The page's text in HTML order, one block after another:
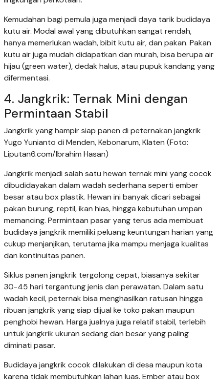
Kemudahan bagi pemula juga menjadi daya tarik budidaya
kutu air. Modal awal yang dibutuhkan sangat rendah,
hanya memerlukan wadah, bibit kutu air, dan pakan. Pakan
kutu air juga mudah didapatkan dan murah, bisa berupa air
hijau (green water), dedak halus, atau pupuk kandang yang
difermentasi.
4. Jangkrik: Ternak Mini dengan
Permintaan Stabil
Jangkrik yang hampir siap panen di peternakan jangkrik
Yugo Yunianto di Menden, Kebonarum, Klaten (Foto:
Liputan6.com/Ibrahim Hasan)
Jangkrik menjadi salah satu hewan ternak mini yang cocok
dibudidayakan dalam wadah sederhana seperti ember
besar atau box plastik. Hewan ini banyak dicari sebagai
pakan burung, reptil, ikan hias, hingga kebutuhan umpan
memancing. Permintaan pasar yang terus ada membuat
budidaya jangkrik memiliki peluang keuntungan harian yang
cukup menjanjikan, terutama jika mampu menjaga kualitas
dan kontinuitas panen.
Siklus panen jangkrik tergolong cepat, biasanya sekitar
30-45 hari tergantung jenis dan perawatan. Dalam satu
wadah kecil, peternak bisa menghasilkan ratusan hingga
ribuan jangkrik yang siap dijual ke toko pakan maupun
penghobi hewan. Harga jualnya juga relatif stabil, terlebih
untuk jangkrik ukuran sedang dan besar yang paling
diminati pasar.
Budidaya jangkrik cocok dilakukan di desa maupun kota
karena tidak membutuhkan lahan luas. Ember atau box